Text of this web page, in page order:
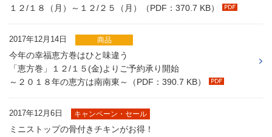
１２/１８（月）～１２/２５（月）（PDF：370.7 KB）
2017年12月14日 商品
今年の幸福恵方巻はひと味違う
「恵方巻」１２/１５(金)よりご予約承り開始
～２０１８年の恵方は南南東～（PDF：390.7 KB）
2017年12月6日 キャンペーン・セール
ミニストップの骨付きチキンがお得！